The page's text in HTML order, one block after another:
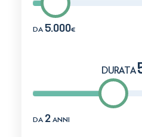
DA 5.000€
DURATA
DA 2ANNI